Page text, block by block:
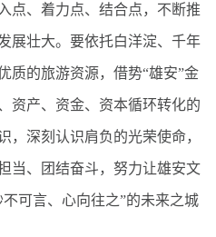
点、着力点、结合点，不断推
展壮大。要依托白洋淀、千年
质的旅游资源，借势“雄安”金
资产、资金、资本循环转化的
，深刻认识肩负的光荣使命，
当、团结奋斗，努力让雄安文
可言、心向往之”的未来之城